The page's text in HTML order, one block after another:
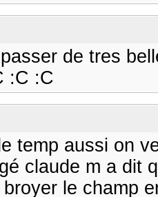
de tres
:C :C
temp aussi on
claude m a dit
le champ